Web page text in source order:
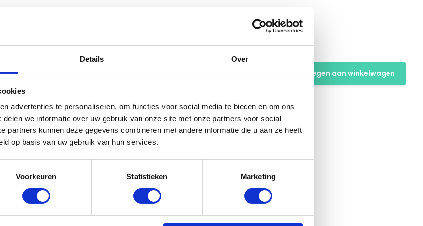
Details Over
advertenties te personaliseren, om functies voor social media te bieden en om ons
we informatie over uw gebruik van onze site met onze partners voor social
partners kunnen deze gegevens combineren met andere informatie die u aan ze heeft
op basis van uw gebruik van hun services.
Voorkeuren Statistieken Marketing
King - Zwart
voor 17:00 besteld = morgen in huis
Toevoegen aan winkelwagen